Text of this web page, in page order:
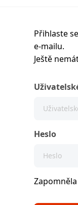
Přihlaste
e-mailu.
Ještě
Heslo